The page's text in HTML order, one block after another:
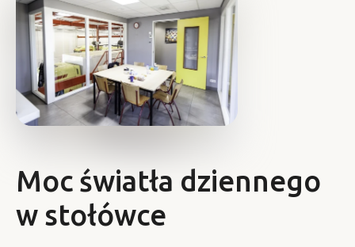
Moc światła dziennego
w stołówce